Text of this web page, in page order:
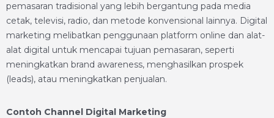
pemasaran tradisional yang lebih bergantung pada media
cetak, televisi, radio, dan metode konvensional lainnya. Digital
marketing melibatkan penggunaan platform online dan alat-
alat digital untuk mencapai tujuan pemasaran, seperti
meningkatkan brand awareness, menghasilkan prospek
(leads), atau meningkatkan penjualan.
Contoh Channel Digital Marketing